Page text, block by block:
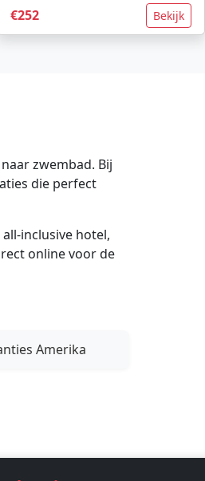
€252 Bekijk
zwembad. Bij
die perfect
inclusive hotel,
online voor de
Amerika